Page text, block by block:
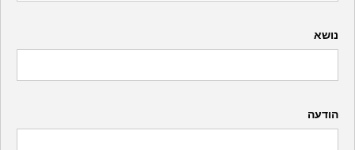
נושא
הודעה